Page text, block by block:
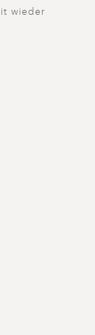
wieder